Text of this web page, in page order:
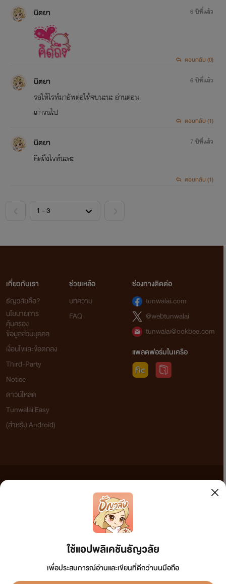
นิตยา 6 ปีที่แล้ว
ตอบกลับ (0)
นิตยา
รอให้ไรท์มาอัพต่อให้จบนะนะ อ่านตอน
เก่าวนไป
6 ปีที่แล้ว
ตอบกลับ (1)
นิตยา
คิดถึงไรท์นะคะ
7 ปีที่แล้ว
ตอบกลับ (1)
ใช้แอปพลิเคชันธัญวลัย
เพื่อประสบการณ์อ่านและเขียนที่ดีกว่าบนมือถือ
เกี่ยวกับเรา
ธัญวลัยคือ?
นโยบายการ
คุ้มครอง
ข้อมูลส่วนบุคคล
เงื่อนไขและข้อตกลง
Third-Party
Notice
ดาวน์โหลด
Tunwalai Easy
(สำหรับ Android)
ช่วยเหลือ
บทความ
FAQ
ช่องทางติดต่อ
tunwalai.com
@webtunwalai
tunwalai@ookbee.com
แพลตฟอร์มในเครือ
เว็บไซต์แห่งนี้ไม่ได้เห็นด้วยและไม่ขอรับผิดชอบต่อข้อความใดๆ ทั้งสิ้น ดังนั้นผู้อ่านทุกท่านโปรดใช้
วิจารณญาณในการกลั่นกรองด้วยตนเอง และหากท่านพบข้อความใดๆ ที่ขัดต่อกฎหมายและศีลธรรม
กรุณาแจ้งมาที่ tunwalai@ookbee.com เพื่อทีมงานจะได้ดำเนินการในทันที ทั้งนี้ ทางเว็บไซต์ขอสงวน
ลิขสิทธิ์ตามพระราชบัญญัติลิขสิทธิ์ (ฉบับเพิ่มเติม) พ.ศ.2558